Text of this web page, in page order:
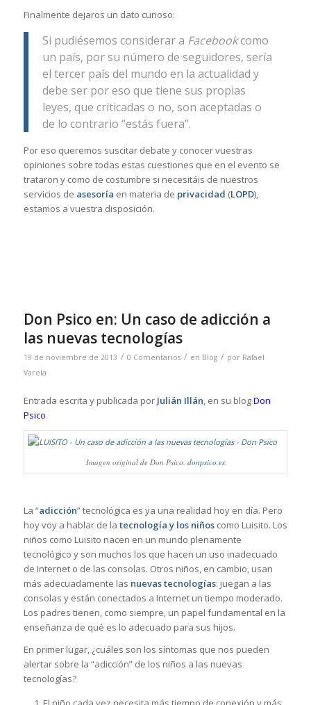
Finalmente dejaros un dato curioso:
Si pudiésemos considerar a Facebookcomo
un país, por su número de seguidores, sería
el tercer país del mundo en la actualidad y
debe ser por eso que tiene sus propias
leyes, que criticadas o no, son aceptadas o
de lo contrario “estás fuera”.
Por eso queremos suscitar debate y conocer vuestras
opiniones sobre todas estas cuestiones que en el evento se
trataron y como de costumbre si necesitáis de nuestros
servicios de asesoría en materia de privacidad (LOPD),
estamos a vuestra disposición.
Don Psico en: Un caso de adicción a
las nuevas tecnologías
19 de noviembre de 2013 / 0 Comentarios / en Blog / por Rafael
Varela
Entrada escrita y publicada por Julián Illán, en su blogDon
Psico
Imagen original de Don Psico. donpsico.es
La “adicción” tecnológica es ya una realidad hoy en día. Pero
hoy voy a hablar de la tecnología y los niñoscomo Luisito. Los
niños como Luisito nacen en un mundo plenamente
tecnológico y son muchos los que hacen un uso inadecuado
de Internet o de las consolas. Otros niños, en cambio, usan
más adecuadamente las nuevas tecnologías: juegan a las
consolas y están conectados a Internet un tiempo moderado.
Los padres tienen, como siempre, un papel fundamental en la
enseñanza de qué es lo adecuado para sus hijos.
En primer lugar, ¿cuáles son los síntomas que nos pueden
alertar sobre la “adicción” de los niños a las nuevas
tecnologías?